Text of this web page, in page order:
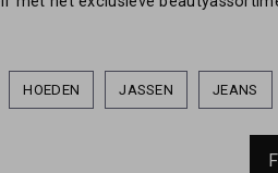
HOEDEN JASSEN JEANS